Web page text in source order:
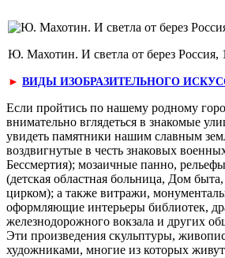
Ю. Махотин. И светла от берез Россия,
► ВИДЫ ИЗОБРАЗИТЕЛЬНОГО
Если пройтись по нашему родному
внимательно вглядеться в знакомые
увидеть памятники нашим славным
воздвигнутые в честь знаковых
Бес­смертия); мозаичные панно,
(детская областная больница, Дом
цирком); а также витражи,
оформляющие интерьеры библиотек,
железнодорожного вок­зала и других
Эти произведения скульптуры,
художниками, многие из которых